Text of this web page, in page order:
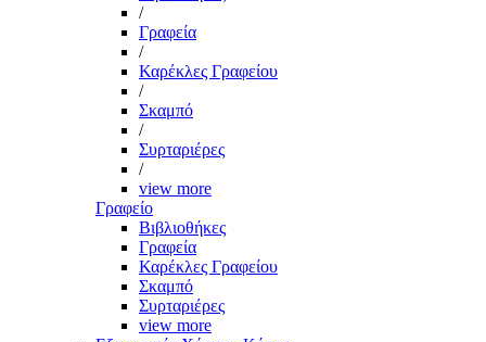
/
Γραφεία
/
Καρέκλες Γραφείου
/
Σκαμπό
/
Συρταριέρες
/
view more
Γραφείο
Βιβλιοθήκες
Γραφεία
Καρέκλες Γραφείου
Σκαμπό
Συρταριέρες
view more